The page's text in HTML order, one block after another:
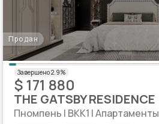
Продан
$ 171 880
THE GATSBY RESIDENCE
Пномпень | BKK1 | Апартаменты